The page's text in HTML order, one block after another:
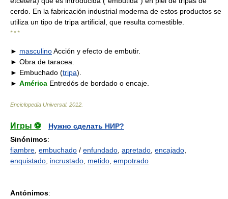
cerdo. En la fabricación industrial moderna de estos productos se
utiliza un tipo de tripa artificial, que resulta comestible.
* * *
► masculinoAcción y efecto de embutir.
► Obra de taracea.
► Embuchado (tripa).
► América Entredós de bordado o encaje.
Enciclopedia Universal. 2012
Игры ⚽
Нужно сделать НИР?
Sinónimos:
fiambre embuchado / enfundado apretado encajado
enquistado incrustado metido empotrado
Antónimos: